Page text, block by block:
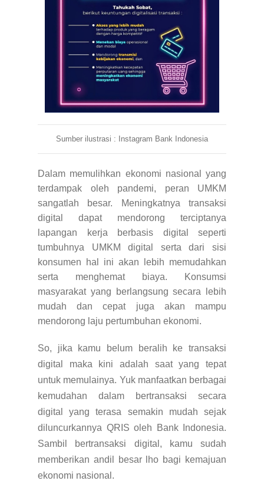
Sumber ilustrasi : Instagram Bank Indonesia
Dalam memulihkan ekonomi nasional yang
terdampak oleh pandemi, peran UMKM
sangatlah besar. Meningkatnya transaksi
digital dapat mendorong terciptanya
lapangan kerja berbasis digital seperti
tumbuhnya UMKM digital serta dari sisi
konsumen hal ini akan lebih memudahkan
serta menghemat biaya. Konsumsi
masyarakat yang berlangsung secara lebih
mudah dan cepat juga akan mampu
mendorong laju pertumbuhan ekonomi.
So, jika kamu belum beralih ke transaksi
digital maka kini adalah saat yang tepat
untuk memulainya. Yuk manfaatkan berbagai
kemudahan dalam bertransaksi secara
digital yang terasa semakin mudah sejak
diluncurkannya QRIS oleh Bank Indonesia.
Sambil bertransaksi digital, kamu sudah
memberikan andil besar lho bagi kemajuan
ekonomi nasional.